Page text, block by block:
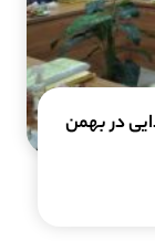
در بهمن